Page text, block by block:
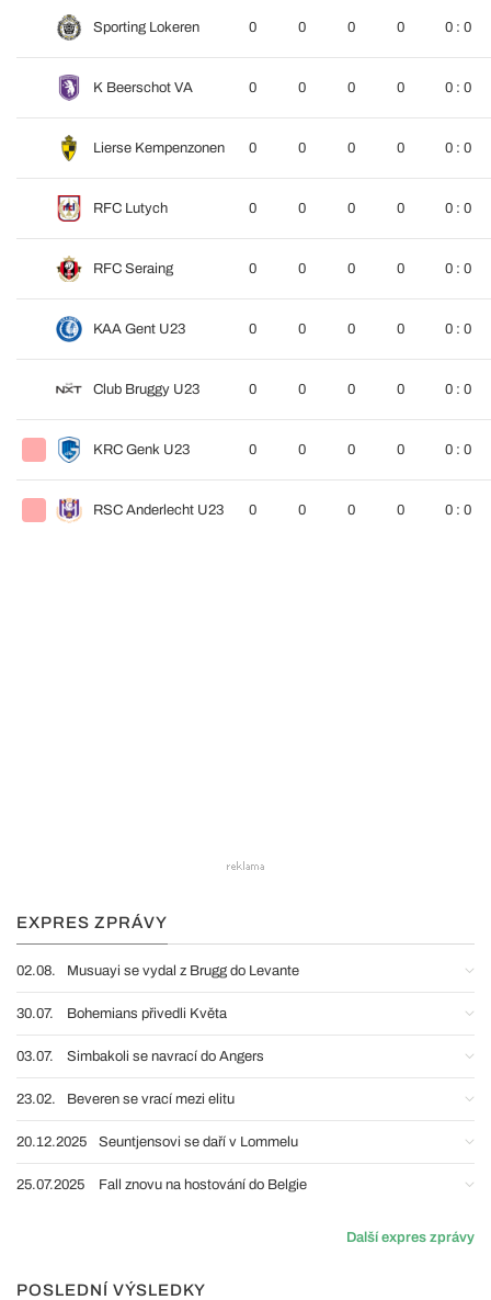
Sporting Lokeren 0 0 0 0 0 : 0
K Beerschot VA 0 0 0 0 0 : 0
Lierse Kempenzonen 0 0 0 0 0 : 0
RFC Lutych 0 0 0 0 0 : 0
RFC Seraing 0 0 0 0 0 : 0
KAA Gent U23 0 0 0 0 0 : 0
Club Bruggy U23 0 0 0 0 0 : 0
KRC Genk U23 0 0 0 0 0 : 0
RSC Anderlecht U23 0 0 0 0 0 : 0
EXPRES ZPRÁVY
02.08. Musuayi se vydal z Brugg do Levante
30.07. Bohemians přivedli Květa
03.07. Simbakoli se navrací do Angers
23.02. Beveren se vrací mezi elitu
20.12.2025 Seuntjensovi se daří v Lommelu
25.07.2025 Fall znovu na hostování do Belgie
Další expres zprávy
POSLEDNÍ VÝSLEDKY